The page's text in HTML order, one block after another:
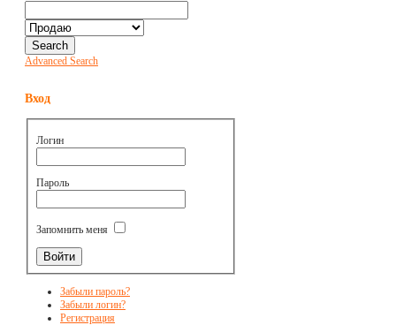
Advanced Search
Вход
Логин
Пароль
Запомнить меня
Забыли пароль?
Забыли логин?
Регистрация